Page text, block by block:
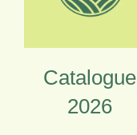
Catalogue
2026